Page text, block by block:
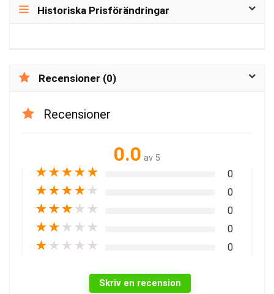
Historiska Prisförändringar
Recensioner (0)
Recensioner
0.0 av 5
★★★★★ 0
★★★★ ★ 0
★★★ ★ ★ 0
★★ ★ ★ ★ 0
★ ★ ★ ★ ★ 0
Skriv en recension